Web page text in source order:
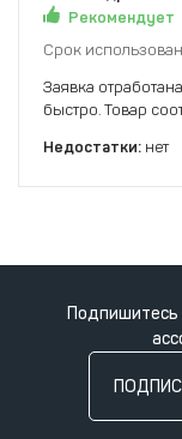
Рекомендует
Срок
Заявка
быстро. Товар
Недостатки: нет
Подпишитесь